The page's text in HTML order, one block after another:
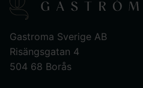
Gastroma Sverige AB
Risängsgatan 4
504 68 Borås